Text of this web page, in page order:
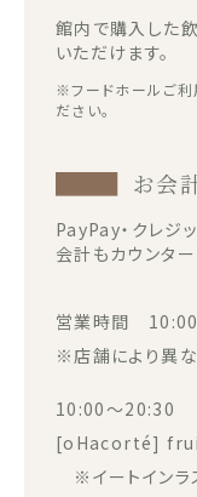
館内で購入した
いただけます。
※フードホールご利
ださい。
お会
PayPay・クレジ
会計もカウンタ
営業時間
※店舗により異
10:00～20:30
[oHacorté]
※イートインラ